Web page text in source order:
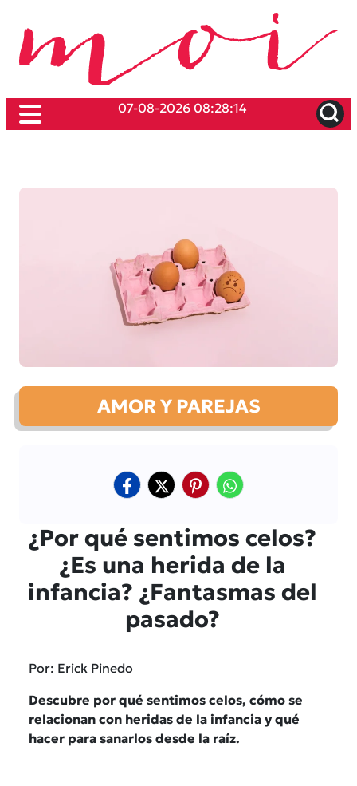
07-08-2026 08:28:14
AMOR Y PAREJAS
¿Por qué sentimos celos?
¿Es una herida de la
infancia? ¿Fantasmas del
pasado?
Por: Erick Pinedo
Descubre por qué sentimos celos, cómo se
relacionan con heridas de la infancia y qué
hacer para sanarlos desde la raíz.